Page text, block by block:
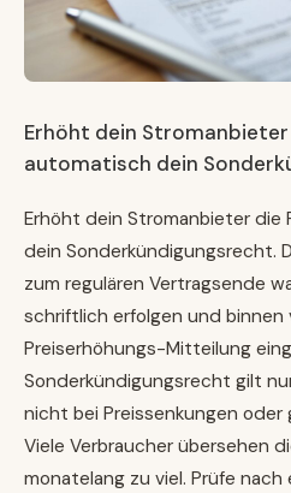
Erhöht dein
automatisch dein
Erhöht dein Stromanbieter die
dein Sonderkündigungsrecht.
zum regulären Vertragsende
schriftlich erfolgen und binnen
Preiserhöhungs-Mitteilung
Sonderkündigungsrecht gilt
nicht bei Preissenkungen oder
Viele Verbraucher übersehen
monatelang zu viel. Prüfe nach